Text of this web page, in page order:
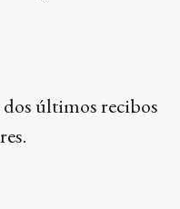
últimos recibos